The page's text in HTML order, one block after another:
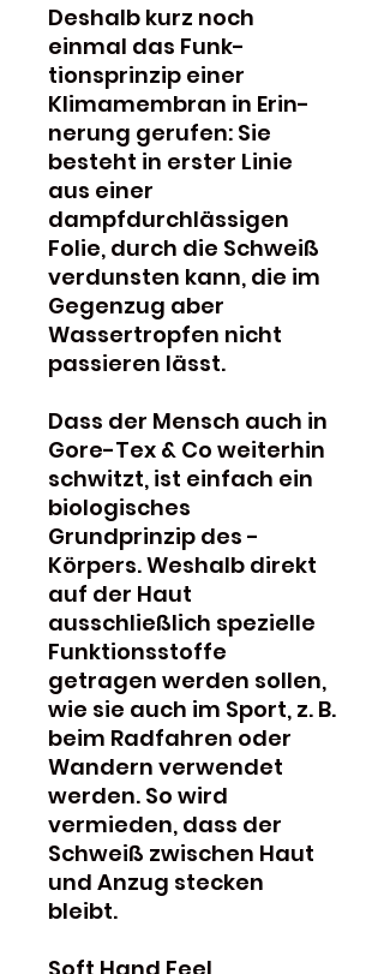
Deshalb kurz noch
einmal das Funk­
tionsprinzip einer
Klimamembran in Erin­
ne­rung gerufen: Sie
besteht in erster Linie
aus einer
dampfdurchlässigen
Folie, durch die Schweiß
verdunsten kann, die im
Gegenzug aber
Wassertropfen nicht
passieren lässt.
Dass der Mensch auch in
Gore-Tex & Co weiterhin
schwitzt, ist einfach ein
biologisches
Grundprinzip des ­
Körpers. Weshalb direkt
auf der Haut
ausschließlich spezielle
Funktionsstoffe
getragen werden sollen,
wie sie auch im Sport, z. B.
beim Radfahren oder
Wandern verwendet
werden. So wird
vermieden, dass der
Schweiß zwischen Haut
und Anzug stecken
bleibt.